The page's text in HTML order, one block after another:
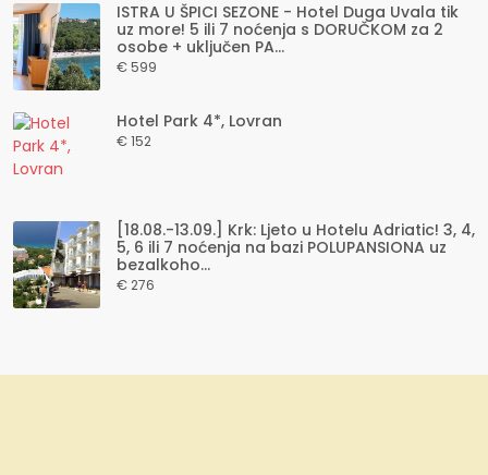
ISTRA U ŠPICI SEZONE - Hotel Duga Uvala tik
uz more! 5 ili 7 noćenja s DORUČKOM za 2
osobe + uključen PA...
€ 599
Hotel Park 4*, Lovran
€ 152
[18.08.-13.09.] Krk: Ljeto u Hotelu Adriatic! 3, 4,
5, 6 ili 7 noćenja na bazi POLUPANSIONA uz
bezalkoho...
€ 276